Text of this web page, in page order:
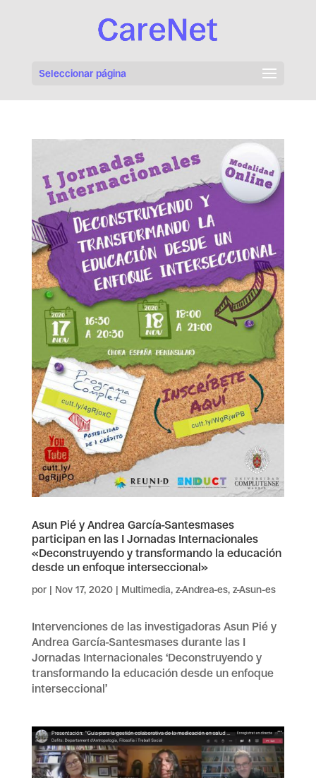
Seleccionar página
Asun Pié y Andrea García-Santesmases
participan en las I Jornadas Internacionales
«Deconstruyendo y transformando la educación
desde un enfoque interseccional»
por | Nov 17, 2020| Multimedia, z-Andrea-es, z-Asun-es
Intervenciones de las investigadoras Asun Pié y
Andrea García-Santesmases durante las I
Jornadas Internacionales ‘Deconstruyendo y
transformando la educación desde un enfoque
interseccional’